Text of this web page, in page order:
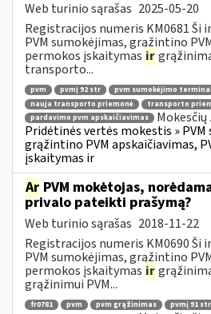
Web turinio sąrašas 2025-05-20
Registracijos numeris KM0681 Ši
PVM sumokėjimas, grąžintino
permokos įskaitymas ir
transporto...
pvm pvmį 92 str pvm sumokėjimo terminai
nauja transporto priemonė
transporto
pardavimo pvm apskaičiavimas
Pridėtinės vertės mokestis »
grąžintino PVM apskaičiavimas,
įskaitymas ir
Ar PVM mokėtojas,
privalo pateikti prašymą?
Web turinio sąrašas 2018-11-22
Registracijos numeris KM0690 Ši
PVM sumokėjimas, grąžintino
permokos įskaitymas ir
grąžinimui PVM...
fr0781 pvm pvm grąžinimas pvmį 91 str